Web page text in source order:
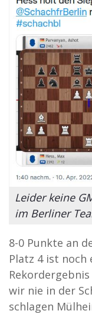
Leider keine
im Berliner
8-0 Punkte an
Platz 4 ist noch
wir nie in der
schlagen